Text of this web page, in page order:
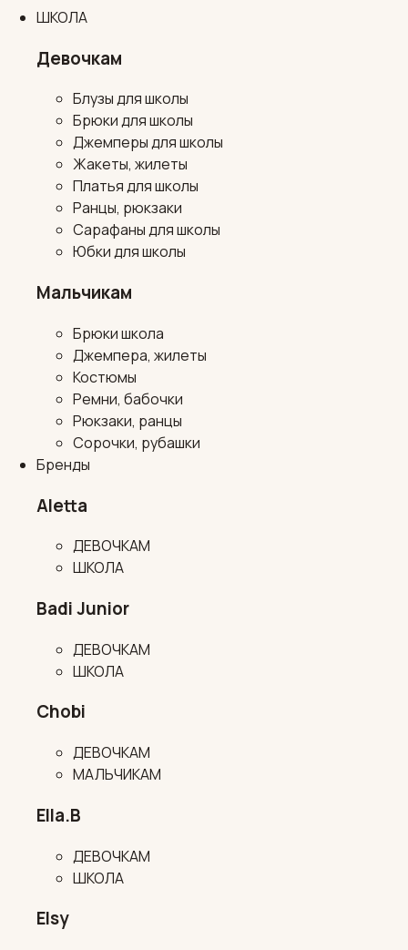
ШКОЛА
Девочкам
Блузы для школы
Брюки для школы
Джемперы для школы
Жакеты, жилеты
Платья для школы
Ранцы, рюкзаки
Сарафаны для школы
Юбки для школы
Мальчикам
Брюки школа
Джемпера, жилеты
Костюмы
Ремни, бабочки
Рюкзаки, ранцы
Сорочки, рубашки
Бренды
Aletta
ДЕВОЧКАМ
ШКОЛА
Badi Junior
ДЕВОЧКАМ
ШКОЛА
Chobi
ДЕВОЧКАМ
МАЛЬЧИКАМ
Ella.B
ДЕВОЧКАМ
ШКОЛА
Elsy